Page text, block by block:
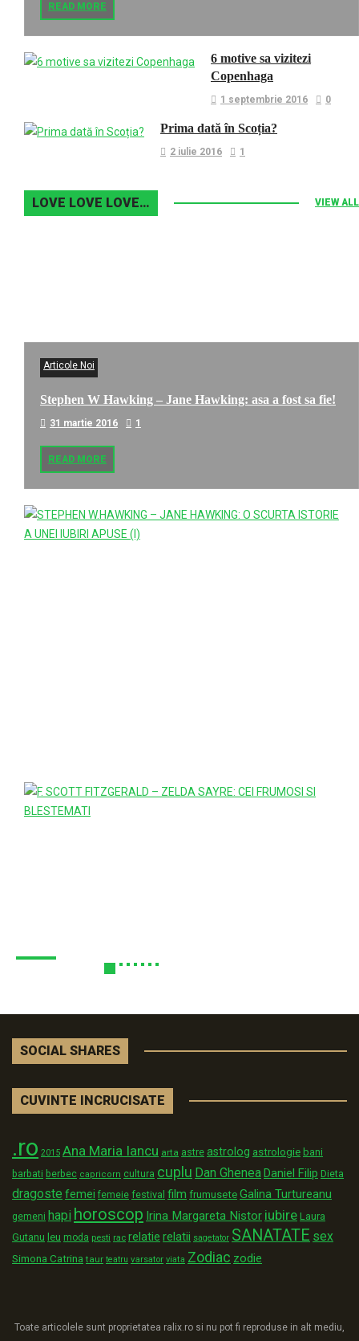
READ MORE
6 motive sa vizitezi
Copenhaga
1 septembrie 2016 0
Prima dată în Scoția?
2 iulie 2016 1
LOVE LOVE LOVE… VIEW ALL
Articole Noi
Stephen W Hawking – Jane Hawking: asa a fost sa fie!
31 martie 2016 1
READ MORE
SOCIAL SHARES
CUVINTE INCRUCISATE
.ro 2015 Ana Maria Iancu arta astre astrolog astrologie bani
barbati berbec capricorn cultura cuplu Dan GheneaDaniel Filip Dieta
dragoste femei femeie festival film frumusete Galina Turtureanu
gemeni hapi horoscop Irina Margareta Nistor iubire Laura
Gutanu leu moda pesti rac relatie relatii sagetator SANATATE sex
Simona Catrina taur teatru varsator viata Zodiac zodie
Toate articolele sunt proprietatea ralix.ro si nu pot fi reproduse in alt mediu,